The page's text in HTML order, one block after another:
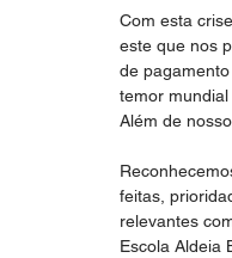
Com esta
este que nos
de
temor
Além de
feitas,
relevantes
Escola Aldeia